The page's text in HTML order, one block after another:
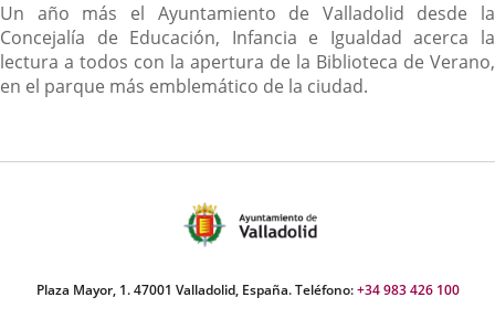
Un año más el Ayuntamiento de Valladolid desde la
Concejalía de Educación, Infancia e Igualdad acerca la
lectura a todos con la apertura de la Biblioteca de Verano,
en el parque más emblemático de la ciudad.
Plaza Mayor, 1. 47001 Valladolid, España. Teléfono:+34 983 426 100